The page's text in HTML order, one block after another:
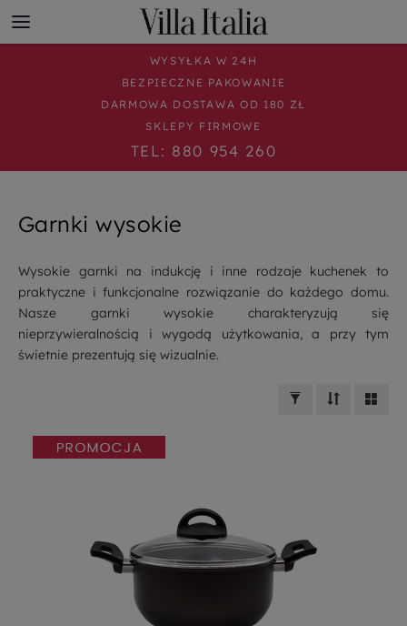
WYSYŁKA W 24H
BEZPIECZNE PAKOWANIE
DARMOWA DOSTAWA OD 180 ZŁ
SKLEPY FIRMOWE
TEL: 880 954 260
Garnki wysokie
Wysokie garnki na indukcję i inne rodzaje kuchenek to
praktyczne i funkcjonalne rozwiązanie do każdego domu.
Nasze garnki wysokie charakteryzują się
nieprzywieralnością i wygodą użytkowania, a przy tym
świetnie prezentują się wizualnie.